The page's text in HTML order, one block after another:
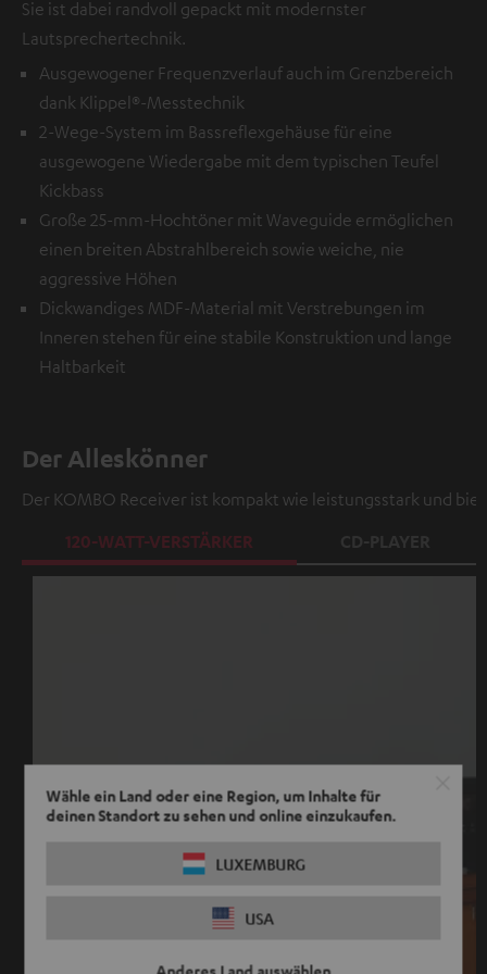
Wähle ein Land oder eine Region, um Inhalte für
deinen Standort zu sehen und online einzukaufen.
LUXEMBURG
USA
Sie ist dabei randvoll gepackt mit modernster
Lautsprechertechnik.
Ausgewogener Frequenzverlauf auch im Grenzbereich
dank Klippel®-Messtechnik
2-Wege-System im Bassreflexgehäuse für eine
ausgewogene Wiedergabe mit dem typischen Teufel
Kickbass
Große 25-mm-Hochtöner mit Waveguide ermöglichen
einen breiten Abstrahlbereich sowie weiche, nie
aggressive Höhen
Dickwandiges MDF-Material mit Verstrebungen im
Inneren stehen für eine stabile Konstruktion und lange
Haltbarkeit
Der Alleskönner
Der KOMBO Receiver ist kompakt wie leistungsstark und
120-WATT-VERSTÄRKER